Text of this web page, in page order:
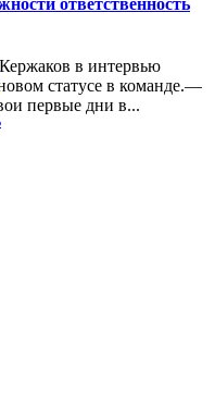
в интервью
статусе в команде.—
первые дни в...